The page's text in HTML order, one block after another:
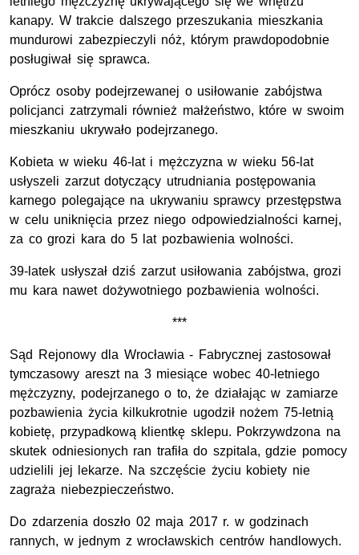
kanapy. W trakcie dalszego przeszukania mieszkania
mundurowi zabezpieczyli nóż, którym prawdopodobnie
posługiwał się sprawca.
Oprócz osoby podejrzewanej o usiłowanie zabójstwa
policjanci zatrzymali również małżeństwo, które w swoim
mieszkaniu ukrywało podejrzanego.
Kobieta w wieku 46-lat i mężczyzna w wieku 56-lat
usłyszeli zarzut dotyczący utrudniania postępowania
karnego polegające na ukrywaniu sprawcy przestępstwa
w celu uniknięcia przez niego odpowiedzialności karnej,
za co grozi kara do 5 lat pozbawienia wolności.
39-latek usłyszał dziś zarzut usiłowania zabójstwa, grozi
mu kara nawet dożywotniego pozbawienia wolności.
***
Sąd Rejonowy dla Wrocławia - Fabrycznej zastosował
tymczasowy areszt na 3 miesiące wobec 40-letniego
mężczyzny, podejrzanego o to, że działając w zamiarze
pozbawienia życia kilkukrotnie ugodził nożem 75-letnią
kobietę, przypadkową klientkę sklepu. Pokrzywdzona na
skutek odniesionych ran trafiła do szpitala, gdzie pomocy
udzielili jej lekarze. Na szczęście życiu kobiety nie
zagraża niebezpieczeństwo.
Do zdarzenia doszło 02 maja 2017 r. w godzinach
rannych, w jednym z wrocławskich centrów handlowych.